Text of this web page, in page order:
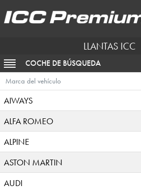
LLANTAS ICC
ACTIVAR NAVEGACIÓN
COCHE DE BÚSQUEDA
Marca del vehículo
AIWAYS
ALFA ROMEO
ALPINE
ASTON MARTIN
AUDI